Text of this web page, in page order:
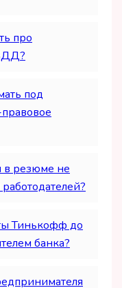
про
под
в резюме не
Тинькофф до
банка?